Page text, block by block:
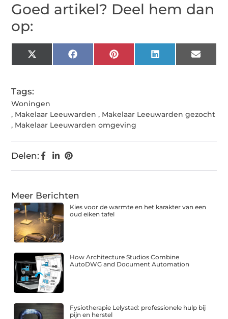
Goed artikel? Deel hem dan
op:
X
(Twitter)
FacebookPinterestLinkedIn Email
Tags:
Woningen
, Makelaar Leeuwarden , Makelaar Leeuwarden gezocht
, Makelaar Leeuwarden omgeving
Delen:
Meer Berichten
Kies voor de warmte en het karakter van een
oud eiken tafel
How Architecture Studios Combine
AutoDWG and Document Automation
Fysiotherapie Lelystad: professionele hulp bij
pijn en herstel